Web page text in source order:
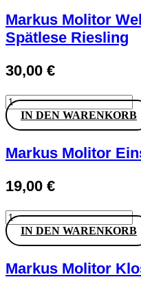
Markus Molitor
Spätlese Riesling
30,00 €
Markus
Molitor
Wehlener
Spätlese
Riesling
IN DEN WARENKORB
Markus Molitor
19,00 €
Markus
Molitor
Einstern
Blanc
Menge
IN DEN WARENKORB
Markus Molitor